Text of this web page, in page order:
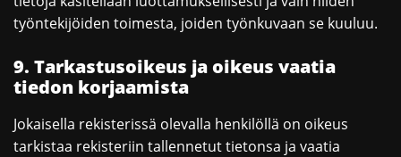
työntekijöiden toimesta, joiden työnkuvaan se kuuluu.
9. Tarkastusoikeus ja oikeus vaatia
tiedon korjaamista
Jokaisella rekisterissä olevalla henkilöllä on oikeus
tarkistaa rekisteriin tallennetut tietonsa ja vaatia